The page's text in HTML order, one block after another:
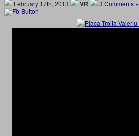
February 17th, 2013 VR 3 Comments »